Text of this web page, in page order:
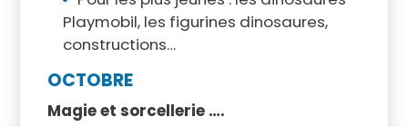
Playmobil, les figurines dinosaures,
constructions…
OCTOBRE
Magie et sorcellerie ….